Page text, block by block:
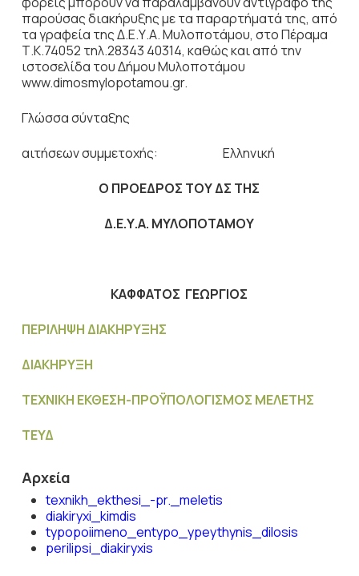
παρούσας διακήρυξης με τα παραρτήματά της, από
τα γραφεία της Δ.Ε.Υ.Α. Μυλοποτάμου, στο Πέραμα
Τ.Κ.74052 τηλ.28343 40314, καθώς και από την
ιστοσελίδα του Δήμου Μυλοποτάμου
www.dimosmylopotamou.gr.
Γλώσσα σύνταξης
αιτήσεων συμμετοχής: Ελληνική
Ο ΠΡΟΕΔΡΟΣ ΤΟΥ ΔΣ ΤΗΣ
Δ.Ε.Υ.Α. ΜΥΛΟΠΟΤΑΜΟΥ
ΚΑΦΦΑΤΟΣ ΓΕΩΡΓΙΟΣ
ΠΕΡΙΛΗΨΗ ΔΙΑΚΗΡΥΞΗΣ
ΔΙΑΚΗΡΥΞΗ
ΤΕΧΝΙΚΗ ΕΚΘΕΣΗ-ΠΡΟΫΠΟΛΟΓΙΣΜΟΣ ΜΕΛΕΤΗΣ
ΤΕΥΔ
Αρχεία
texnikh_ekthesi_-pr._meletis
diakiryxi_kimdis
typopoiimeno_entypo_ypeythynis_dilosis
perilipsi_diakiryxis